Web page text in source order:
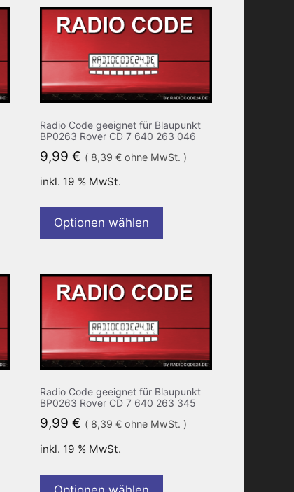
Radio Code geeignet für Blaupunkt
BP0263 Rover CD 7 640 263 046
9,99 € ( 8,39 €ohne MwSt. )
inkl. 19 % MwSt.
Optionen wählen
Radio Code geeignet für Blaupunkt
BP0263 Rover CD 7 640 263 345
9,99 € ( 8,39 €ohne MwSt. )
inkl. 19 % MwSt.